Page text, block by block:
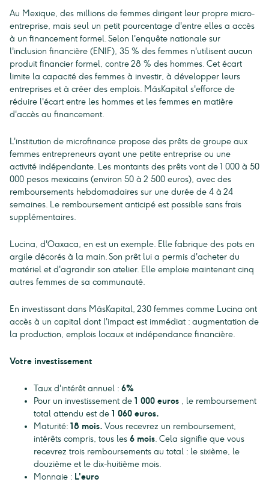
Au Mexique, des millions de femmes dirigent leur propre micro-
entreprise, mais seul un petit pourcentage d'entre elles a accès
à un financement formel. Selon l'enquête nationale sur
l'inclusion financière (ENIF), 35 % des femmes n'utilisent aucun
produit financier formel, contre 28 % des hommes. Cet écart
limite la capacité des femmes à investir, à développer leurs
entreprises et à créer des emplois. MásKapital s'efforce de
réduire l'écart entre les hommes et les femmes en matière
d'accès au financement.
L'institution de microfinance propose des prêts de groupe aux
femmes entrepreneurs ayant une petite entreprise ou une
activité indépendante. Les montants des prêts vont de 1 000 à 50
000 pesos mexicains (environ 50 à 2 500 euros), avec des
remboursements hebdomadaires sur une durée de 4 à 24
semaines. Le remboursement anticipé est possible sans frais
supplémentaires.
Lucina, d'Oaxaca, en est un exemple. Elle fabrique des pots en
argile décorés à la main. Son prêt lui a permis d'acheter du
matériel et d'agrandir son atelier. Elle emploie maintenant cinq
autres femmes de sa communauté.
En investissant dans MásKapital, 230 femmes comme Lucina ont
accès à un capital dont l'impact est immédiat : augmentation de
la production, emplois locaux et indépendance financière.
Votre investissement
Taux d'intérêt annuel : 6%
Pour un investissement de 1 000 euros , le remboursement
total attendu est de 1 060 euros.
Maturité: 18 mois. Vous recevrez un remboursement,
intérêts compris, tous les 6 mois. Cela signifie que vous
recevrez trois remboursements au total : le sixième, le
douzième et le dix-huitième mois.
Monnaie : L'euro